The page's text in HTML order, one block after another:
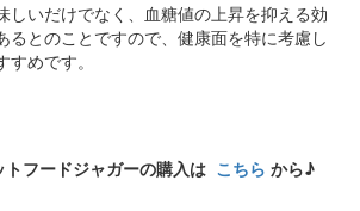
しいだけでなく、血糖値の上昇を抑える効
るとのことですので、健康面を特に考慮し
めです。
フードジャガーの購入は こちら から♪